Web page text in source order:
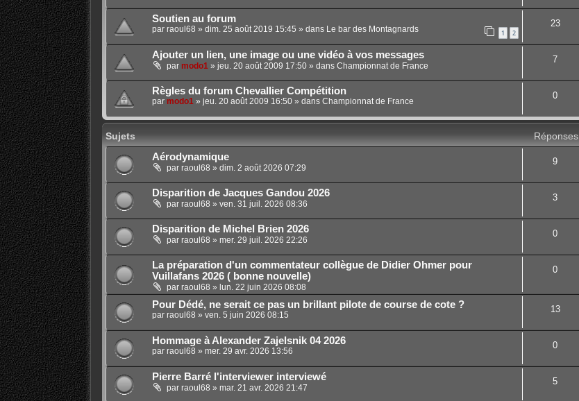
Soutien au forum
par raoul68 » dim. 25 août 2019 15:45 » dans Le bar des Montagnards 1 2
23
Ajouter un lien, une image ou une vidéo à vos messages
par modo1» jeu. 20 août 2009 17:50» dans Championnat de France
7
Règles du forum Chevallier Compétition
par modo1» jeu. 20 août 2009 16:50» dans Championnat de France
0
Sujets Réponses
Aérodynamique
par raoul68 » dim. 2 août 2026 07:29
9
Disparition de Jacques Gandou 2026
par raoul68 » ven. 31 juil. 2026 08:36
3
Disparition de Michel Brien 2026
par raoul68 » mer. 29 juil. 2026 22:26
0
La préparation d'un commentateur collègue de Didier Ohmer pour
Vuillafans 2026 ( bonne nouvelle)
par raoul68 » lun. 22 juin 2026 08:08
0
Pour Dédé, ne serait ce pas un brillant pilote de course de cote ?
par raoul68 » ven. 5 juin 2026 08:15
13
Hommage à Alexander Zajelsnik 04 2026
par raoul68 » mer. 29 avr. 2026 13:56
0
Pierre Barré l'interviewer interviewé
par raoul68 » mar. 21 avr. 2026 21:47
5